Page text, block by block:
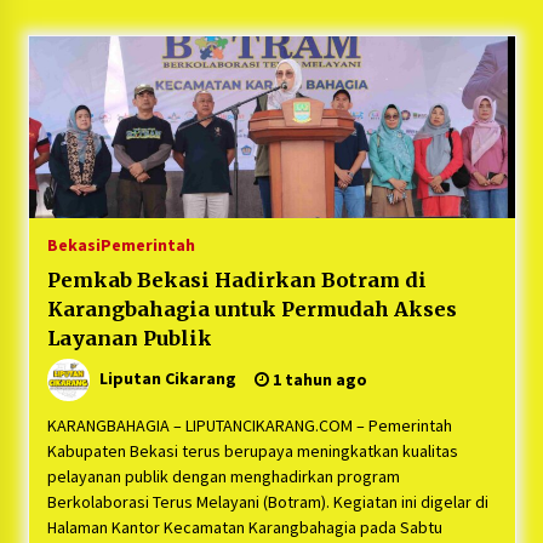
5 bulan ago
PNM Hadir dalam Setiap Langkah Dikha, Penari
Aura Farming yang Viral Ternyata Anak
Nasabah PNM Mekaar
1 tahun ago
Duh Kacau Banget, Karena Kecewa Tak Dapat
Fasilitas yang Sesuai, Para Peserta Retret
Sebelum Waktunya
1 tahun ago
Kartini Penggerak Lingkungan dari Sampah
Bukit Berlian
1 tahun ago
PNM Berangkatkan Ratusan Peserta : Mudik
Aman Sampai Tujuan BUMN 2025
1 tahun ago
Ketua Umum Jurpala KOSMI Indonesia Gilang
BekasiPemerintah
Pemkab Bekasi Hadirkan Botram di
Karangbahagia untuk Permudah Akses
Layanan Publik
Liputan Cikarang 1 tahun ago
KARANGBAHAGIA – LIPUTANCIKARANG.COM – Pemerintah
Kabupaten Bekasi terus berupaya meningkatkan kualitas
pelayanan publik dengan menghadirkan program
Berkolaborasi Terus Melayani (Botram). Kegiatan ini digelar di
Halaman Kantor Kecamatan Karangbahagia pada Sabtu